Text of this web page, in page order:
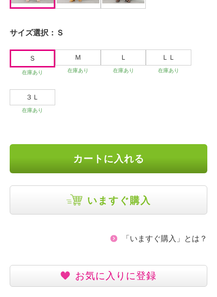
サイズ選択： Ｓ
Ｓ
在庫あり
Ｍ
在庫あり
Ｌ
在庫あり
ＬＬ
在庫あり
３Ｌ
在庫あり
カートに入れる
いますぐ購入
「いますぐ購入」とは？
お気に入りに登録